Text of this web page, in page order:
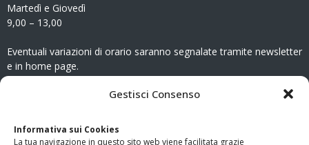
Gestisci Consenso
Informativa sui Cookies
La tua navigazione in questo sito web viene facilitata grazie
Martedì e Giovedì
9,00 – 13,00
Eventuali variazioni di orario saranno segnalate tramite newsletter
e in home page.